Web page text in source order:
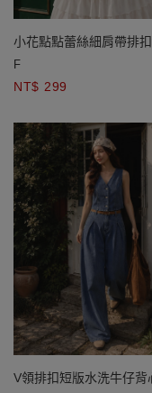
小花點點蕾絲細肩帶排
BRA背心
F
NT$ 299
V領排扣短版水洗牛仔背